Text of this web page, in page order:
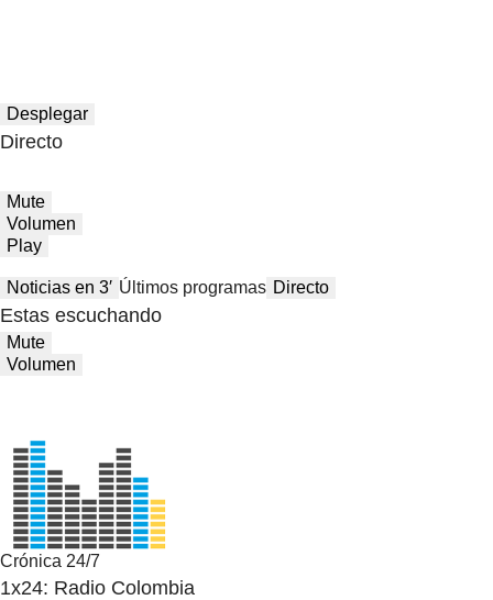
Desplegar
Directo
Mute
Volumen
Play
Noticias en 3′ Últimos programas Directo
Estas escuchando
Mute
Volumen
Crónica 24/7
1x24: Radio Colombia